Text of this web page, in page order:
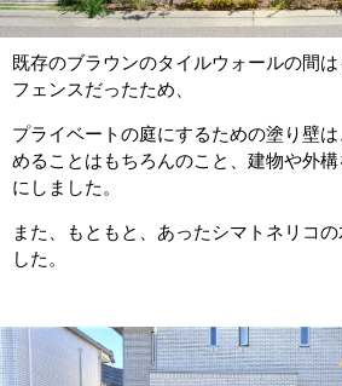
既存のブラウンのタイルウォールの間
フェンスだったため、
プライベートの庭にするための塗り壁
めることはもちろんのこと、建物や外
にしました。
また、もともと、あったシマトネリコ
した。